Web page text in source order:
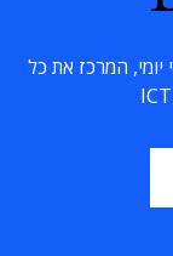
יומי, המרכז את כל